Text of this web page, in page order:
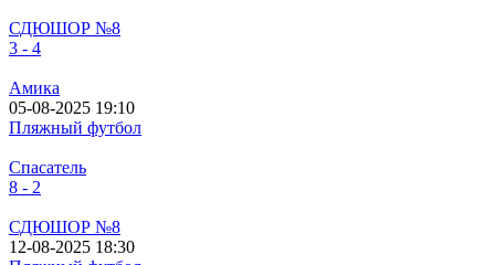
СДЮШОР №8
3 - 4
Амика
05-08-2025 19:10
Пляжный футбол
Спасатель
8 - 2
СДЮШОР №8
12-08-2025 18:30